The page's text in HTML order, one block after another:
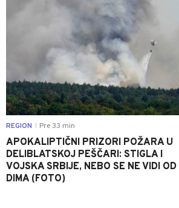
REGION Pre 33 min
APOKALIPTIČNI PRIZORI POŽARA U
DELIBLATSKOJ PEŠČARI: STIGLA I
VOJSKA SRBIJE, NEBO SE NE VIDI OD
DIMA (FOTO)